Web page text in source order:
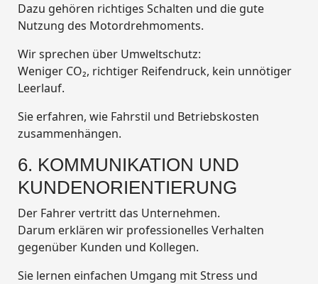
Dazu gehören richtiges Schalten und die gute
Nutzung des Motordrehmoments.
Wir sprechen über Umweltschutz:
Weniger CO₂, richtiger Reifendruck, kein unnötiger
Leerlauf.
Sie erfahren, wie Fahrstil und Betriebskosten
zusammenhängen.
6. KOMMUNIKATION UND
KUNDENORIENTIERUNG
Der Fahrer vertritt das Unternehmen.
Darum erklären wir professionelles Verhalten
gegenüber Kunden und Kollegen.
Sie lernen einfachen Umgang mit Stress und